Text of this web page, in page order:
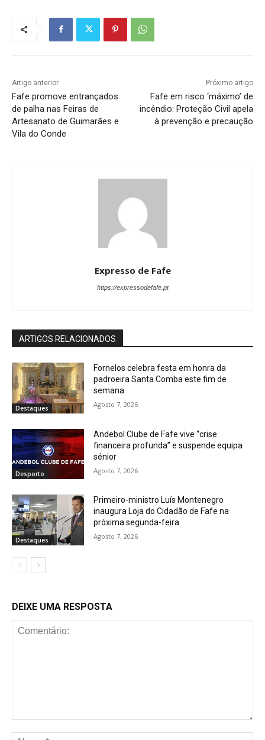
Artigo anterior
Fafe promove entrançados
de palha nas Feiras de
Artesanato de Guimarães e
Vila do Conde
Próximo artigo
Fafe em risco ‘máximo’ de
incêndio: Proteção Civil apela
à prevenção e precaução
Expresso de Fafe
https://expressodefafe.pt
ARTIGOS RELACIONADOS
Destaques
Fornelos celebra festa em honra da
padroeira Santa Comba este fim de
semana
Agosto 7, 2026
Desporto
Andebol Clube de Fafe vive “crise
financeira profunda” e suspende equipa
sénior
Agosto 7, 2026
Destaques
Primeiro-ministro Luís Montenegro
inaugura Loja do Cidadão de Fafe na
próxima segunda-feira
Agosto 7, 2026
DEIXE UMA RESPOSTA